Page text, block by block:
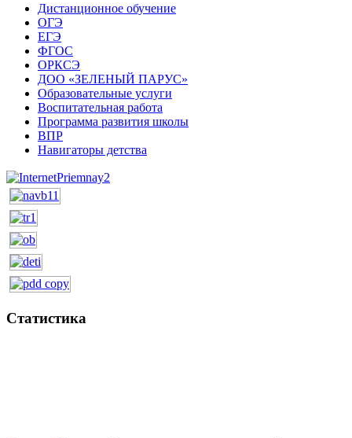
Дистанционное обучение
ОГЭ
ЕГЭ
ФГОС
ОРКСЭ
ДОО «ЗЕЛЕНЫЙ ПАРУС»
Образовательные услуги
Воспитательная работа
Программа развития школы
ВПР
Навигаторы детства
Статистика